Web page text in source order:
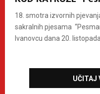
18. smotra izvornih
sakralnih pjesama
Ivanovcu dana 20.
UČITAJ